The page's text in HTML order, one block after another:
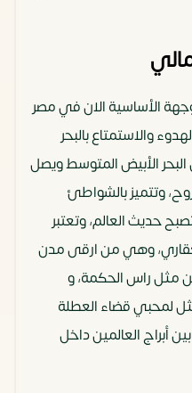
الأساسية الان في مصر
والاستمتاع بالبحر
الأبيض المتوسط ويصل
وتتميز بالشواطئ
حديث العالم، وتعتبر
وهي من ارقى مدن
مثل راس الحكمة، و
لمحبي قضاء العطلة
أبراج العالمين داخل